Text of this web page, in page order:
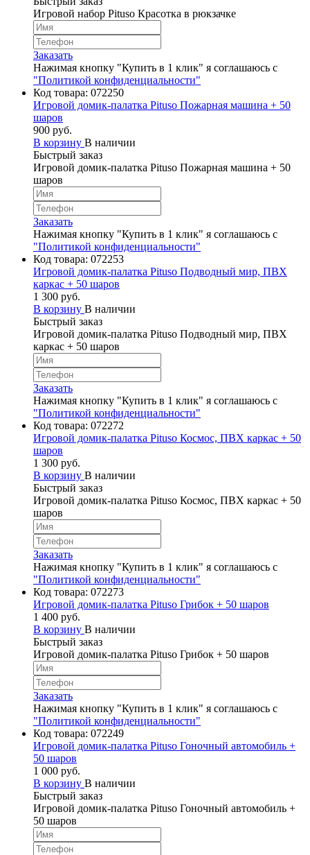
Игровой набор Pituso Красотка в рюкзачке
Заказать
Нажимая кнопку "Купить в 1 клик" я соглашаюсь с
"Политикой конфиденциальности"
Код товара: 072250
Игровой домик-палатка Pituso Пожарная машина + 50
шаров
900 руб.
В корзину В наличии
Быстрый заказ
Игровой домик-палатка Pituso Пожарная машина + 50
шаров
Заказать
Нажимая кнопку "Купить в 1 клик" я соглашаюсь с
"Политикой конфиденциальности"
Код товара: 072253
Игровой домик-палатка Pituso Подводный мир, ПВХ
каркас + 50 шаров
1 300 руб.
В корзину В наличии
Быстрый заказ
Игровой домик-палатка Pituso Подводный мир, ПВХ
каркас + 50 шаров
Заказать
Нажимая кнопку "Купить в 1 клик" я соглашаюсь с
"Политикой конфиденциальности"
Код товара: 072272
Игровой домик-палатка Pituso Космос, ПВХ каркас + 50
шаров
1 300 руб.
В корзину В наличии
Быстрый заказ
Игровой домик-палатка Pituso Космос, ПВХ каркас + 50
шаров
Заказать
Нажимая кнопку "Купить в 1 клик" я соглашаюсь с
"Политикой конфиденциальности"
Код товара: 072273
Игровой домик-палатка Pituso Грибок + 50 шаров
1 400 руб.
В корзину В наличии
Быстрый заказ
Игровой домик-палатка Pituso Грибок + 50 шаров
Заказать
Нажимая кнопку "Купить в 1 клик" я соглашаюсь с
"Политикой конфиденциальности"
Код товара: 072249
Игровой домик-палатка Pituso Гоночный автомобиль +
50 шаров
1 000 руб.
В корзину В наличии
Быстрый заказ
Игровой домик-палатка Pituso Гоночный автомобиль +
50 шаров